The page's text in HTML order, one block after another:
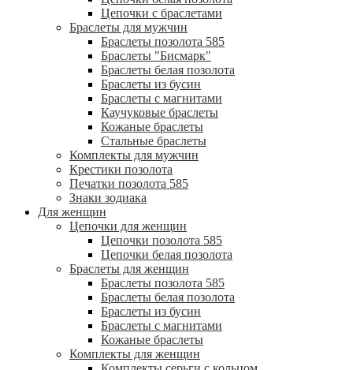
Цепочки с браслетами
Браслеты для мужчин
Браслеты позолота 585
Браслеты "Бисмарк"
Браслеты белая позолота
Браслеты из бусин
Браслеты с магнитами
Каучуковые браслеты
Кожаные браслеты
Стальные браслеты
Комплекты для мужчин
Крестики позолота
Печатки позолота 585
Знаки зодиака
Для женщин
Цепочки для женщин
Цепочки позолота 585
Цепочки белая позолота
Браслеты для женщин
Браслеты позолота 585
Браслеты белая позолота
Браслеты из бусин
Браслеты с магнитами
Кожаные браслеты
Комплекты для женщин